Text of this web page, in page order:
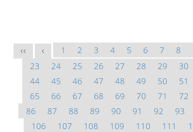
<< < 1 2 3 4 5 6 7 8
23
24 25 26 27 28 29 30
44
45 46 47 48 49 50 51
65
66 67 68 69 70 71 72
86
87 88 89 90 91 92 93
106
107 108 109 110 111